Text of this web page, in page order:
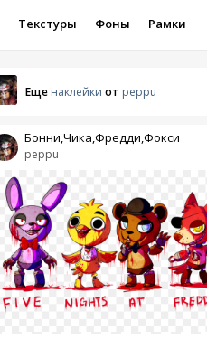
Текстуры Фоны Рамки
Еще наклейки от peppu
peppu
Бонни,Чика,Фредди,Фокси